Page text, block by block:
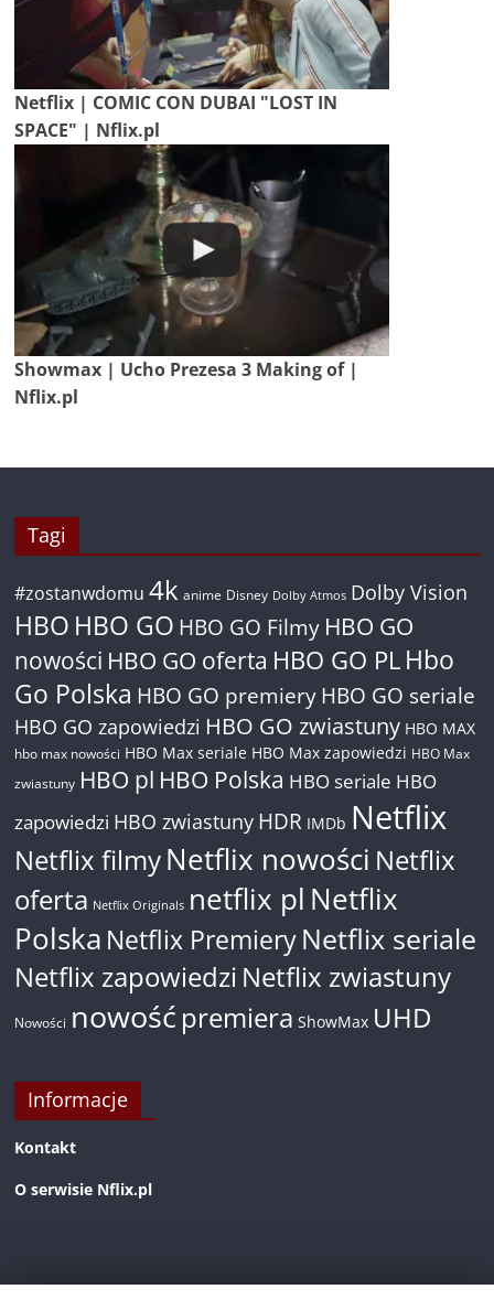
Netflix | COMIC CON DUBAI "LOST IN
SPACE" | Nflix.pl
Showmax | Ucho Prezesa 3 Making of |
Nflix.pl
Tagi
#zostanwdomu 4k anime Disney Dolby Atmos Dolby Vision
HBO HBO GO HBO GO Filmy HBO GO
nowości HBO GO oferta HBO GO PL Hbo
Go Polska HBO GO premiery HBO GO seriale
HBO GO zapowiedzi HBO GO zwiastuny HBO MAX
hbo max nowości HBO Max seriale HBO Max zapowiedzi HBO Max
zwiastuny HBO pl HBO Polska HBO seriale HBO
zapowiedzi HBO zwiastuny HDR IMDb Netflix
Netflix filmyNetflix nowości Netflix
oferta Netflix Originals netflix pl Netflix
Polska Netflix PremieryNetflix seriale
Netflix zapowiedzi Netflix zwiastuny
Nowości nowość premiera ShowMax UHD
Informacje
Kontakt
O serwisie Nflix.pl